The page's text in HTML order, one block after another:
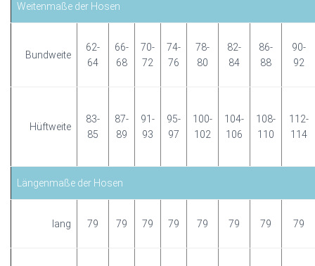
Weitenmaße der Hosen
Bundweite
62-
64
66-
68
70-
72
74-
76
78-
80
82-
84
86-
88
90-
92
Hüftweite
83-
85
87-
89
91-
93
95-
97
100-
102
104-
106
108-
110
112-
114
Längenmaße der Hosen
lang 79 79 79 79 79 79 79 79